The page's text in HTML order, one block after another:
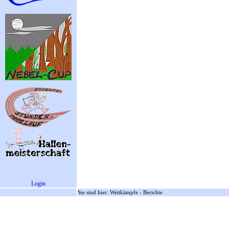
Login
Sie sind hier: Wettkämpfe - Berichte